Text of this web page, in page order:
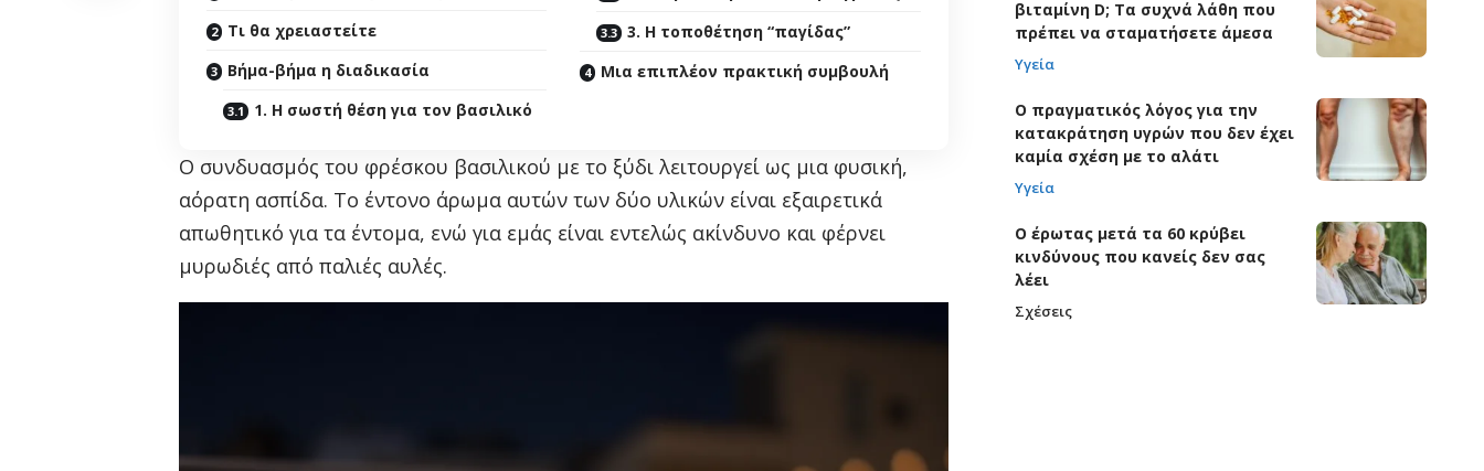
Τι θα χρειαστείτε
Βήμα-βήμα η διαδικασία
1. Η σωστή θέση για τον βασιλικό
3. Η τοποθέτηση “παγίδας”
Μια επιπλέον πρακτική συμβουλή
Ο συνδυασμός του φρέσκου βασιλικού με το ξύδι λειτουργεί ως μια φυσική,
αόρατη ασπίδα. Το έντονο άρωμα αυτών των δύο υλικών είναι εξαιρετικά
απωθητικό για τα έντομα, ενώ για εμάς είναι εντελώς ακίνδυνο και φέρνει
μυρωδιές από παλιές αυλές.
βιταμίνη D; Τα συχνά λάθη που
πρέπει να σταματήσετε άμεσα
Υγεία
Ο πραγματικός λόγος για την
κατακράτηση υγρών που δεν έχει
καμία σχέση με το αλάτι
Υγεία
Ο έρωτας μετά τα 60 κρύβει
κινδύνους που κανείς δεν σας
λέει
Σχέσεις